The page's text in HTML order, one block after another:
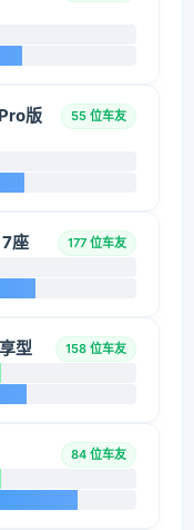
版
55 位车友
座 177 位车友
型 158 位车友
84 位车友